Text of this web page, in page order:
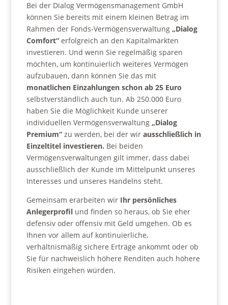
Bei der Dialog Vermögensmanagement GmbH
können Sie bereits mit einem kleinen Betrag im
Rahmen der Fonds-Vermögensverwaltung „Dialog
Comfort“ erfolgreich an den Kapitalmärkten
investieren. Und wenn Sie regelmäßig sparen
möchten, um kontinuierlich weiteres Vermögen
aufzubauen, dann können Sie das mit
monatlichen Einzahlungen schon ab 25 Euro
selbstverständlich auch tun. Ab 250.000 Euro
haben Sie die Möglichkeit Kunde unserer
individuellen Vermögensverwaltung„Dialog
Premium“ zu werden, bei der wirausschließlich in
Einzeltitel investieren. Bei beiden
Vermögensverwaltungen gilt immer, dass dabei
ausschließlich der Kunde im Mittelpunkt unseres
Interesses und unseres Handelns steht.
Gemeinsam erarbeiten wir Ihr persönliches
Anlegerprofil und finden so heraus, ob Sie eher
defensiv oder offensiv mit Geld umgehen. Ob es
Ihnen vor allem auf kontinuierliche,
verhältnismäßig sichere Erträge ankommt oder ob
Sie für nachweislich höhere Renditen auch höhere
Risiken eingehen würden.